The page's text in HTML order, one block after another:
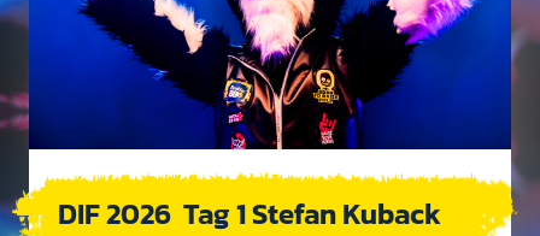
DIF 2026 ­ Tag 1 Stefan Kuback